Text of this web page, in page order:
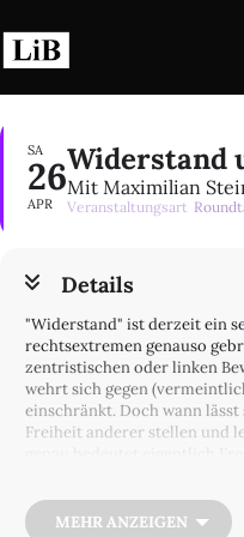
Inhalt
springen
SA
26
APR
Widerstand
Mit Maximilian
Veranstaltungsart
Details
"Widerstand" ist derzeit ein
rechtsextremen genauso
zentristischen oder linken
wehrt sich gegen
einschränkt. Doch wann
Freiheit anderer stellen und
wann ist Widerstand
MEHR ANZEIGEN